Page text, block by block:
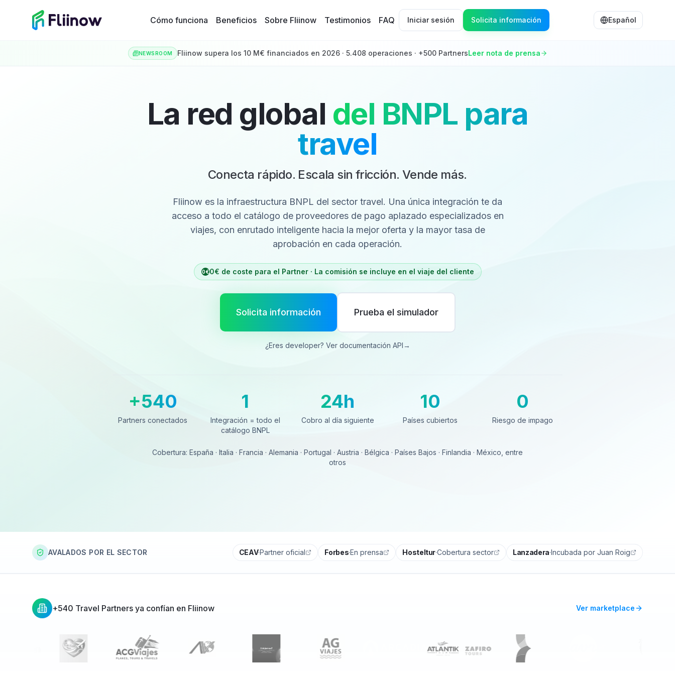
Cómo funciona
Beneficios Sobre Fliinow Testimonios FAQ Iniciar sesión Solicita información Español
NEWSROOM Fliinow supera los 10 M€ financiados en 2026 · 5.408 operaciones · +500 PartnersLeer nota de prensa
La red global del BNPL para
travel
Conecta rápido. Escala sin fricción. Vende más.
Fliinow es la infraestructura BNPL del sector travel. Una única integración te da
acceso a todo el catálogo de proveedores de pago aplazado especializados en
viajes, con enrutado inteligente hacia la mejor oferta y la mayor tasa de
aprobación en cada operación.
0€0€ de coste para el Partner · La comisión se incluye en el viaje del cliente
Solicita información Prueba el simulador
¿Eres developer? Ver documentación API→
Partners conectados
+540
Partners conectados
Integración = todo el catálogo BNPL
1
Integración = todo el
catálogo BNPL
Cobro al día siguiente
24h
Cobro al día siguiente
Países cubiertos
10
Países cubiertos
Riesgo de impago
0
Riesgo de impago
Cobertura: España · Italia · Francia · Alemania · Portugal · Austria · Bélgica · Países Bajos · Finlandia · México, entre
otros
AVALADOS POR EL SECTOR CEAV·Partner oficial Forbes·En prensa Hosteltur·Cobertura sector Lanzadera·Incubada por Juan Roig
+540 Travel Partners ya confían en Fliinow Ver marketplace